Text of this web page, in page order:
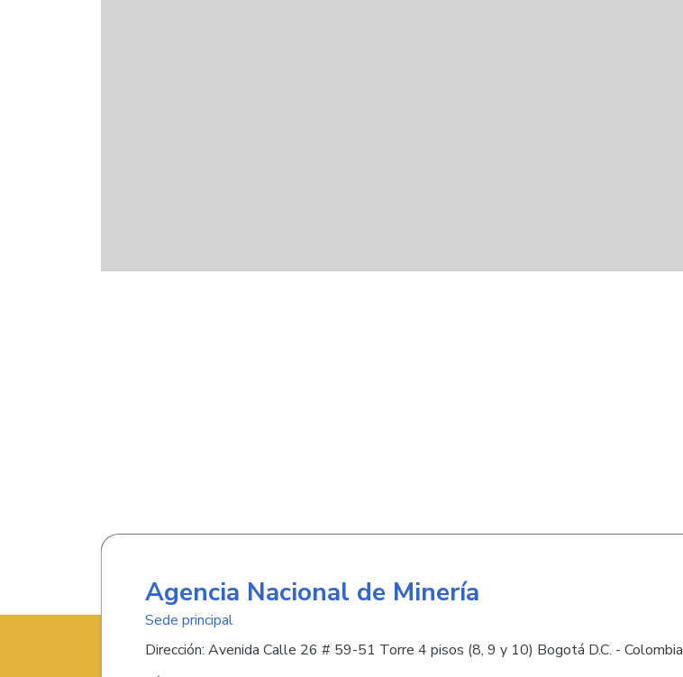
Agencia Nacional de Minería
Sede principal
Dirección: Avenida Calle 26 # 59-51 Torre 4 pisos (8, 9 y 10) Bogotá D.C. - Colombia